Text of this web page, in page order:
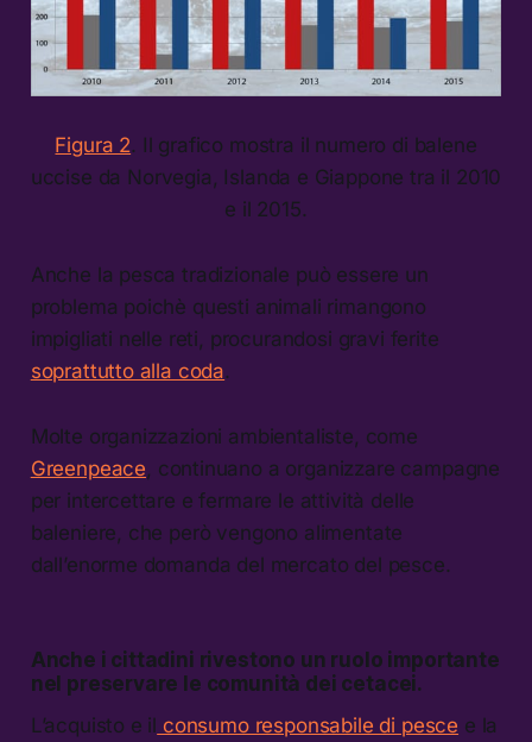
Figura 2. Il grafico mostra il numero di balene
uccise da Norvegia, Islanda e Giappone tra il 2010
e il 2015.
Anche la pesca tradizionale può essere un
problema poichè questi animali rimangono
impigliati nelle reti, procurandosi gravi ferite
soprattutto alla coda.
Molte organizzazioni ambientaliste, come
Greenpeace , continuano a organizzare campagne
per intercettare e fermare le attività delle
baleniere, che però vengono alimentate
dall’enorme domanda del mercato del pesce.
Anche i cittadini rivestono un ruolo importante
nel preservare le comunità dei cetacei.
L’acquisto e il consumo responsabile di pesce e la